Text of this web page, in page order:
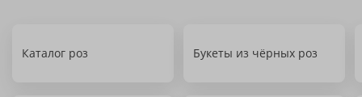
Каталог роз Букеты из чёрных роз